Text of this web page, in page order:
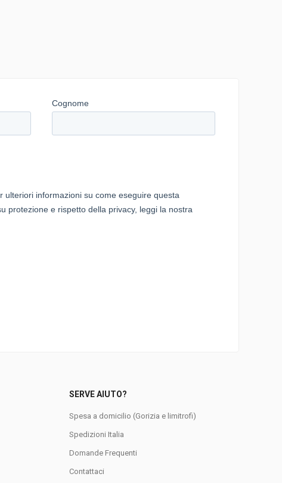
SERVE AIUTO?
Spesa a domicilio (Gorizia e limitrofi)
Spedizioni Italia
Domande Frequenti
Contattaci